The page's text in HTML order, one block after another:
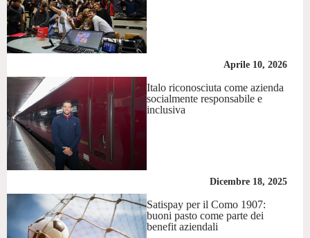
Aprile 10, 2026
Italo riconosciuta come azienda
socialmente responsabile e
inclusiva
Dicembre 18, 2025
Satispay per il Como 1907:
buoni pasto come parte dei
benefit aziendali